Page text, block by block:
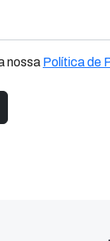
nossa Política de